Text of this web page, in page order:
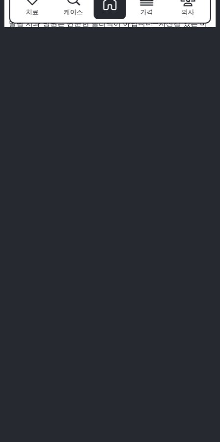
밀림을 선택하는 이유는?
밀림 치과 병원은 단순한 클리닉이 아닙니다—자신감 있는 미
치료 케이스 가격 의사